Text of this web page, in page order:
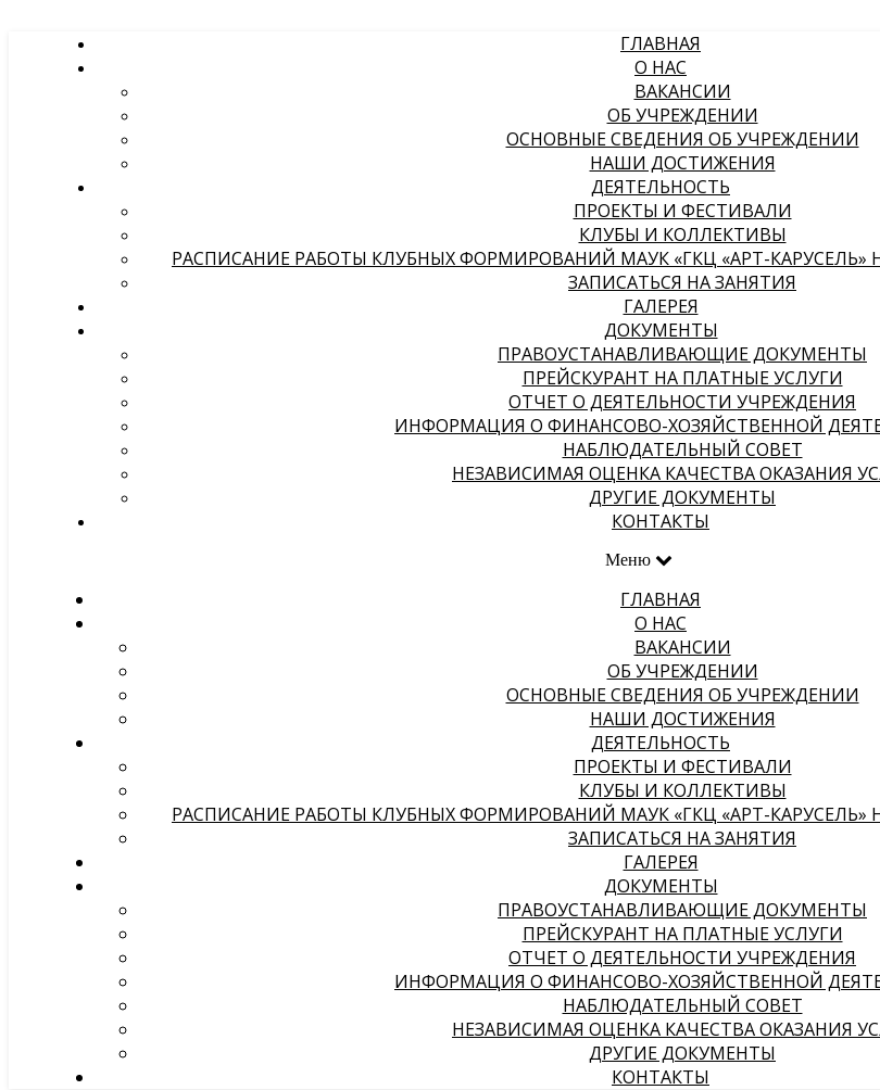
ГЛАВНАЯ
О НАС
ВАКАНСИИ
ОБ УЧРЕЖДЕНИИ
ОСНОВНЫЕ СВЕДЕНИЯ ОБ УЧРЕЖДЕНИИ
НАШИ ДОСТИЖЕНИЯ
ДЕЯТЕЛЬНОСТЬ
ПРОЕКТЫ И ФЕСТИВАЛИ
КЛУБЫ И КОЛЛЕКТИВЫ
РАСПИСАНИЕ РАБОТЫ КЛУБНЫХ ФОРМИРОВАНИЙ МАУК «ГКЦ «АРТ-КАРУСЕЛЬ»
ЗАПИСАТЬСЯ НА ЗАНЯТИЯ
ГАЛЕРЕЯ
ДОКУМЕНТЫ
ПРАВОУСТАНАВЛИВАЮЩИЕ ДОКУМЕНТЫ
ПРЕЙСКУРАНТ НА ПЛАТНЫЕ УСЛУГИ
ОТЧЕТ О ДЕЯТЕЛЬНОСТИ УЧРЕЖДЕНИЯ
ИНФОРМАЦИЯ О ФИНАНСОВО-ХОЗЯЙСТВЕННОЙ
НАБЛЮДАТЕЛЬНЫЙ СОВЕТ
НЕЗАВИСИМАЯ ОЦЕНКА КАЧЕСТВА ОКАЗАНИЯ
ДРУГИЕ ДОКУМЕНТЫ
КОНТАКТЫ
Меню
ГЛАВНАЯ
О НАС
ВАКАНСИИ
ОБ УЧРЕЖДЕНИИ
ОСНОВНЫЕ СВЕДЕНИЯ ОБ УЧРЕЖДЕНИИ
НАШИ ДОСТИЖЕНИЯ
ДЕЯТЕЛЬНОСТЬ
ПРОЕКТЫ И ФЕСТИВАЛИ
КЛУБЫ И КОЛЛЕКТИВЫ
РАСПИСАНИЕ РАБОТЫ КЛУБНЫХ ФОРМИРОВАНИЙ МАУК «ГКЦ «АРТ-КАРУСЕЛЬ»
ЗАПИСАТЬСЯ НА ЗАНЯТИЯ
ГАЛЕРЕЯ
ДОКУМЕНТЫ
ПРАВОУСТАНАВЛИВАЮЩИЕ ДОКУМЕНТЫ
ПРЕЙСКУРАНТ НА ПЛАТНЫЕ УСЛУГИ
ОТЧЕТ О ДЕЯТЕЛЬНОСТИ УЧРЕЖДЕНИЯ
ИНФОРМАЦИЯ О ФИНАНСОВО-ХОЗЯЙСТВЕННОЙ
НАБЛЮДАТЕЛЬНЫЙ СОВЕТ
НЕЗАВИСИМАЯ ОЦЕНКА КАЧЕСТВА ОКАЗАНИЯ
ДРУГИЕ ДОКУМЕНТЫ
КОНТАКТЫ